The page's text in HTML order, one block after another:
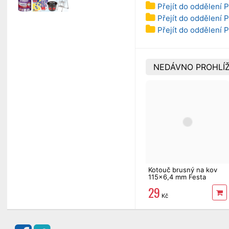
Přejít do oddělení
Přejít do oddělení
Přejít do oddělení
NEDÁVNO
Kotouč brusný na kov
115x6,4 mm Festa
29 Kč